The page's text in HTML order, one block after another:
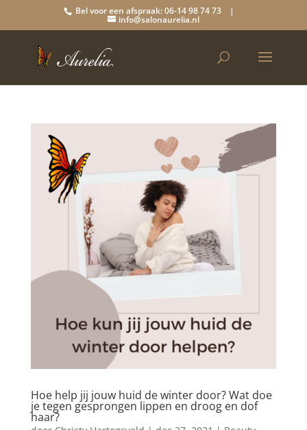
Bel voor een afspraak: 06-14 98 74 73 |
info@salonaurelia.nl
Hoe help jij jouw huid de winter door? Wat doe
je tegen gesprongen lippen en droog en dof
haar?